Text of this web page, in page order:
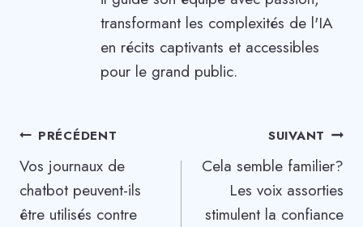
transformant les complexités de l'IA
en récits captivants et accessibles
pour le grand public.
Navigation
de
l’article
PRÉCÉDENT
Vos journaux de
chatbot peuvent-ils
être utilisés contre
SUIVANT
Cela semble familier?
Les voix assorties
stimulent la confiance